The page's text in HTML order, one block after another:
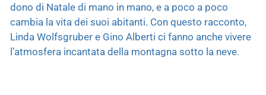
dono di Natale di mano in mano, e a poco a poco
cambia la vita dei suoi abitanti. Con questo racconto,
Linda Wolfsgruber e Gino Alberti ci fanno anche vivere
l’atmosfera incantata della montagna sotto la neve.